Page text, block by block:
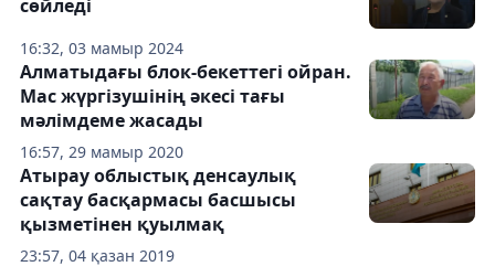
16:32, 03 мамыр 2024
сөйледі
16:57, 29 мамыр 2020
Алматыдағы блок-бекеттегі ойран.
Мас жүргізушінің әкесі тағы
мәлімдеме жасады
23:57, 04 қазан 2019
Атырау облыстық денсаулық
сақтау басқармасы басшысы
қызметінен қуылмақ